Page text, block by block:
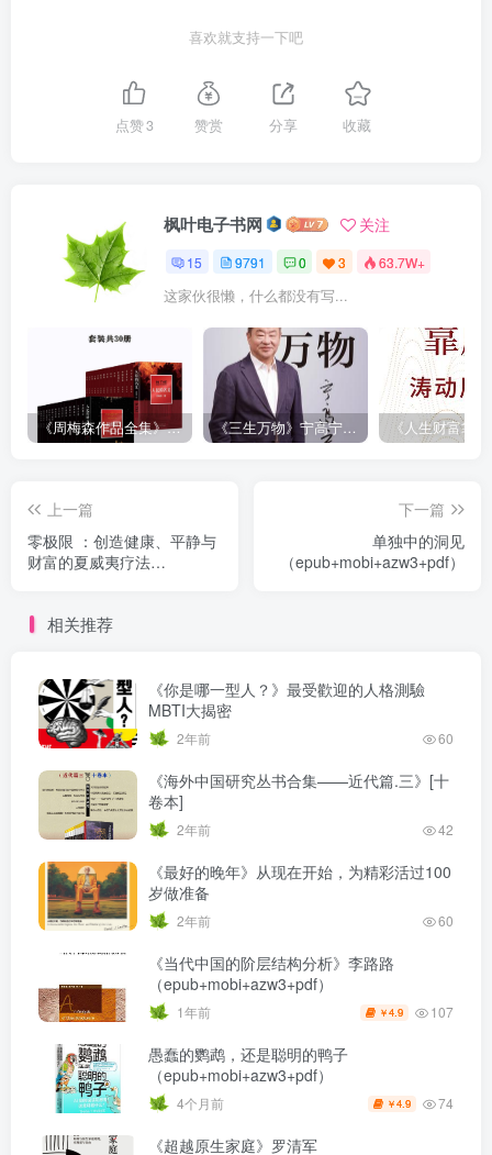
喜欢就支持一下吧
点赞3 赞赏 分享 收藏
枫叶电子书网 关注
15 9791 0 3 63.7W+
这家伙很懒，什么都没有写...
《周梅森作品全集》[共30册] 《三生万物》宁高宁（epub+mobi+azw3+pdf）
上一篇
零极限 ：创造健康、平静与
财富的夏威夷疗法
下一篇
单独中的洞见
（epub+mobi+azw3+pdf）
相关推荐
《你是哪一型人？》最受歡迎的人格測驗
MBTI大揭密
2年前 60
《海外中国研究丛书合集——近代篇.三》[十
卷本]
2年前 42
《最好的晚年》从现在开始，为精彩活过100
岁做准备
2年前 60
《当代中国的阶层结构分析》李路路
（epub+mobi+azw3+pdf）
1年前 ￥4.9 107
愚蠢的鹦鹉，还是聪明的鸭子
（epub+mobi+azw3+pdf）
4个月前 ￥4.9 74
《超越原生家庭》罗清军